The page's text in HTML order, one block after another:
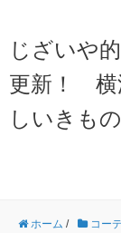
じざいや
更新！ 横
しいきも
ホーム / コー